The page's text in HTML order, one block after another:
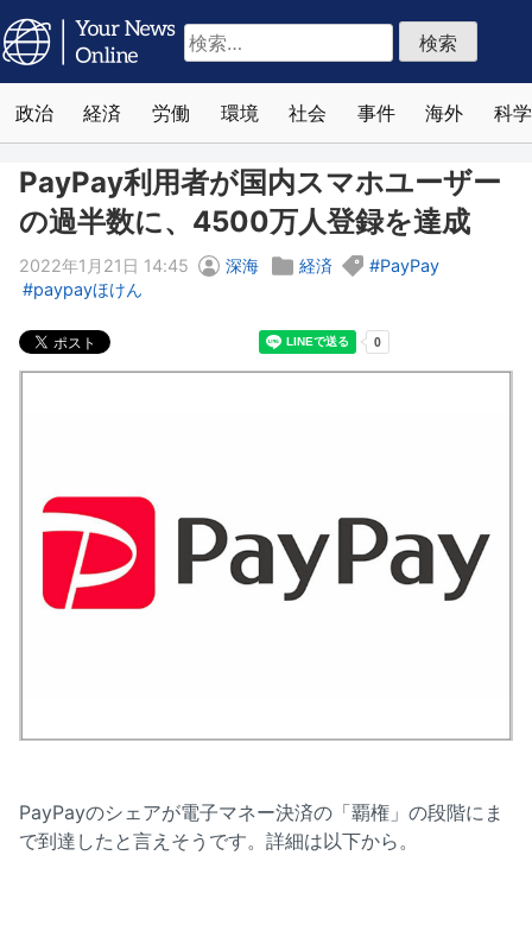
検
索:
政治 経済 労働 環境 社会 事件 海外 科学
PayPay利用者が国内スマホユーザー
の過半数に、4500万人登録を達成
2022年1月21日 14:45 深海 経済
PayPay
paypayほけん
PayPayのシェアが電子マネー決済の「覇権」の段階にま
で到達したと言えそうです。詳細は以下から。